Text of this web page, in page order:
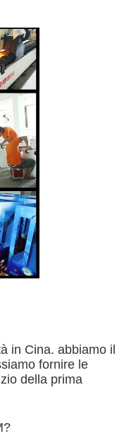
in Cina. abbiamo il
fornire le
della prima